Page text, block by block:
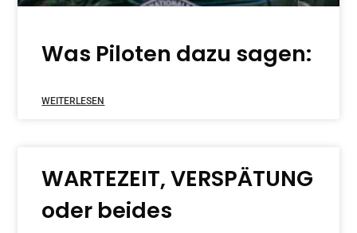
Was Piloten dazu sagen:
WEITERLESEN
WARTEZEIT, VERSPÄTUNG
oder beides